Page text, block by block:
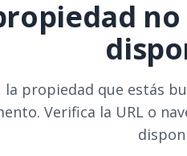
propiedad que estás
Verifica la URL o